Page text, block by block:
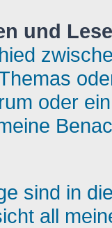
und
oder
sind in
all